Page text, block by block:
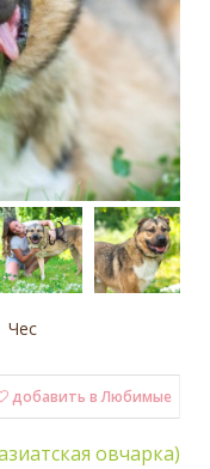
Чес
добавить в Любимые
овчарка)